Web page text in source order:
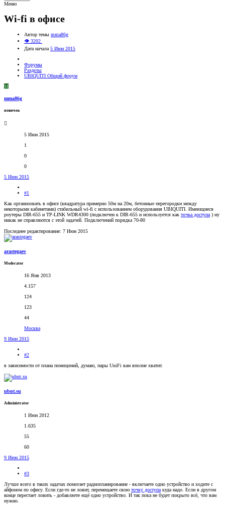
Меню
Wi-fi в офисе
Автор темы mma86g
👁 3202
Дата начала 5 Июн 2015
Форумы
Разделы
UBIQUITI Общий форум
M
mma86g
новичок
5 Июн 2015
1
0
0
5 Июн 2015
#1
Как организовать в офисе (квадратура примерно 50м на 20м, бетонные перегородки между
некоторыми кабинетами) стабильный wi-fi с использованием оборудования UBIQUITI. Имеющиеся
роутеры DIR-655 и TP-LINK WDR4300 (подключен к DIR-655 и используется как точка доступа ) ну
никак не справляются с этой задачей. Подключений порядка 70-80
Последнее редактирование: 7 Июн 2015
arastegaev
Moderator
16 Янв 2013
4.157
124
123
44
Москва
9 Июн 2015
#2
в зависимости от плана помещений, думаю, пары UniFi вам вполне хватит.
ubnt.su
Administrator
1 Июн 2012
1.635
55
60
9 Июн 2015
#3
Лучше всего в таких задачах помогает радиопланирование - включаете одно устройство и ходите с
айфоном по офису. Если где-то не ловит, перемещаете свою точку доступа куда надо. Если в другом
конце перестает ловить - добавляете ещё одно устройство. И так пока не будет покрыто всё, что вам
нужно.